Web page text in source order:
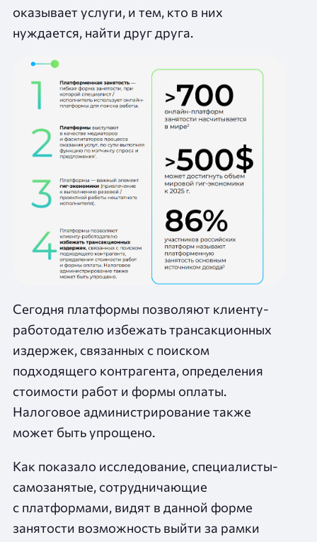
оказывает услуги, и тем, кто в них
нуждается, найти друг друга.
Сегодня платформы позволяют клиенту-
работодателю избежать трансакционных
издержек, связанных с поиском
подходящего контрагента, определения
стоимости работ и формы оплаты.
Налоговое администрирование также
может быть упрощено.
Как показало исследование, специалисты-
самозанятые, сотрудничающие
с платформами, видят в данной форме
занятости возможность выйти за рамки